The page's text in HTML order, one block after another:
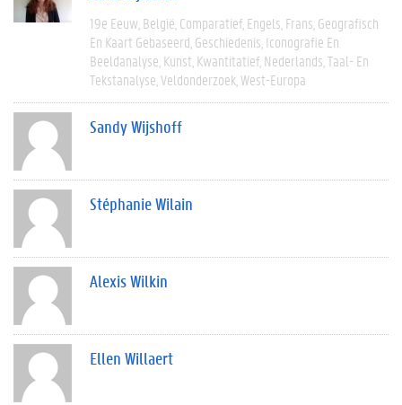
19e Eeuw België Comparatief Engels Frans Geografisch
En Kaart Gebaseerd Geschiedenis Iconografie En
Beeldanalyse Kunst Kwantitatief Nederlands Taal- En
Tekstanalyse Veldonderzoek West-Europa
Sandy Wijshoff
Stéphanie Wilain
Alexis Wilkin
Ellen Willaert